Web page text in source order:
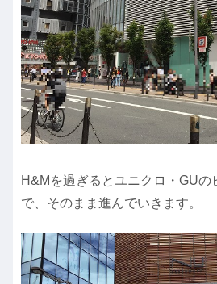
H&Mを過ぎるとユニクロ・GUの
で、そのまま進んでいきます。